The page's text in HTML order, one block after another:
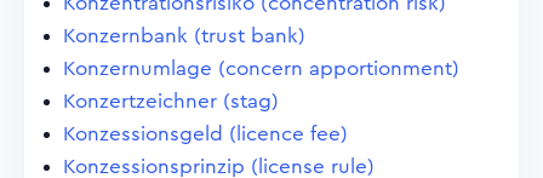
Konzernbank (trust bank)
Konzernumlage (concern apportionment)
Konzertzeichner (stag)
Konzessionsgeld (licence fee)
Konzessionsprinzip (license rule)